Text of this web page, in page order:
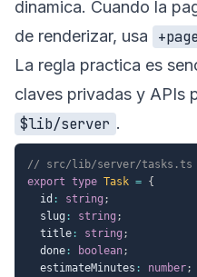
dinamica. Cuando la
de renderizar, usa
La regla practica es
claves privadas y APIs
$lib/server .
// src/lib/server/tasks.ts
export type Task = {
  id
: string ;
  slug
: string ;
  title
: string ;
  done
: boolean;
  estimateMinutes
: number;